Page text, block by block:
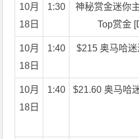
10月
18日
1:30
神秘赏金迷你
Top赏金
10月
18日
1:40 $215 奥马哈
10月
18日
1:40 $21.60 奥马哈